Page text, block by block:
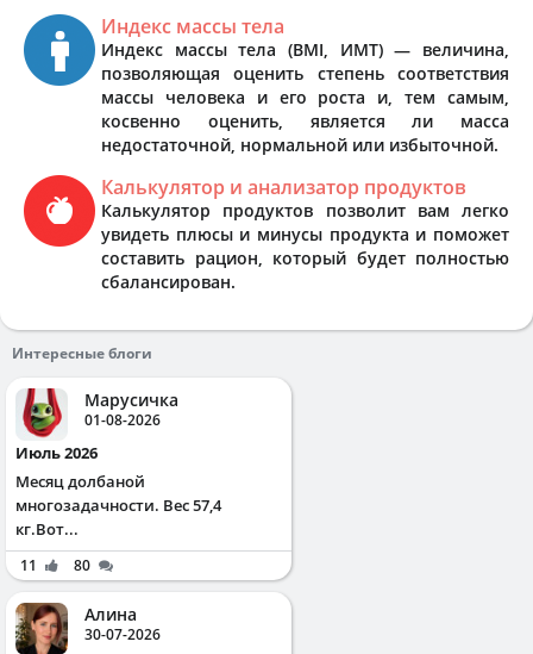
Индекс массы тела
Индекс массы тела (BMI, ИМТ) — величина,
позволяющая оценить степень соответствия
массы человека и его роста и, тем самым,
косвенно оценить, является ли масса
недостаточной, нормальной или избыточной.
Калькулятор и анализатор продуктов
Калькулятор продуктов позволит вам легко
увидеть плюсы и минусы продукта и поможет
составить рацион, который будет полностью
сбалансирован.
Интересные блоги
Марусичка
01-08-2026
Июль 2026
Месяц долбаной
многозадачности. Вес 57,4
кг.Вот...
11 80
Алина
30-07-2026